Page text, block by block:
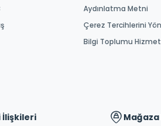
Aydınlatma Metni
Çerez Tercihlerini
Bilgi Toplumu
İlişkileri Mağaza